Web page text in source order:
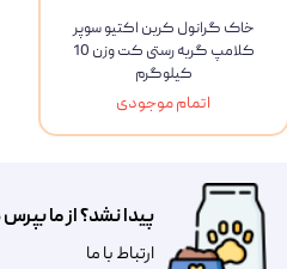
خاک گرانول کربن اکتیو سوپر
کلامپ گربه رستی کت وزن 10
کیلوگرم
اتمام موجودی
پیدا نشد؟ از ما
​​​ارتباط با ما